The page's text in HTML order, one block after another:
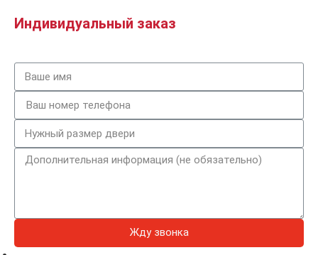
Индивидуальный заказ
Жду звонка